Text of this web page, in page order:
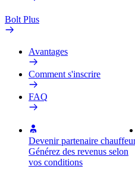
Bolt Plus
Avantages
Comment s'inscrire
FAQ
Devenir partenaire
Générez des revenus selon
vos conditions